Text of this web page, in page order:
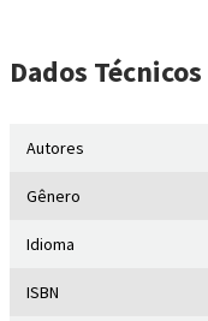
Dados Técnicos
Autores
Gênero
Idioma
ISBN